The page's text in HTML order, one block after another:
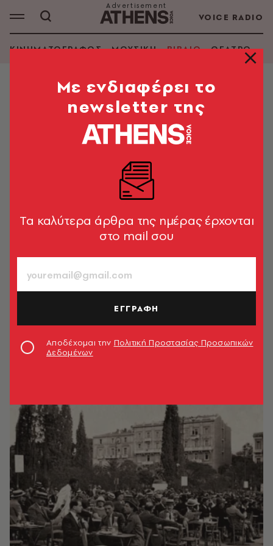
VOICE RADIO
ΚΙΝΗΜΑΤΟΓΡΑΦΟΣ ΜΟΥΣΙΚΗ ΒΙΒΛΙΟ ΘΕΑΤΡΟ -
ΘΩΜΑΣ ΣΙΤΑΡΑΣ
ΑΝΑΖΗΤΗΣΗ ΒΙΒΛΙΟΥ
Mε ενδιαφέρει το
newsletter της
Tα καλύτερα άρθρα της ημέρας έρχονται
στο mail σου
ΕΓΓΡΑΦΗ
Αποδέχομαι την Πολιτική Προστασίας Προσωπικών
Δεδομένων